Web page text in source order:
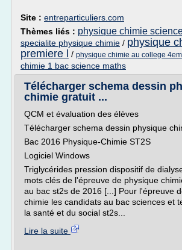
Site : entreparticuliers.com
Thèmes liés : physique chimie
specialite physique chimie / physique
premiere l
/ physique chimie au college
chimie 1 bac science maths
Télécharger schema dessin
chimie gratuit ...
QCM et évaluation des élèves
Télécharger schema dessin physique
Bac 2016 Physique-Chimie ST2S
Logiciel Windows
Triglycérides pression dispositif de
mots clés de l'épreuve de physique
au bac st2s de 2016 [...] Pour l'épreuve
chimie les candidats au bac sciences et
la santé et du social st2s...
Lire la suite